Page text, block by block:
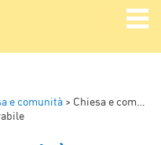
e comunità > Chiesa e comunità